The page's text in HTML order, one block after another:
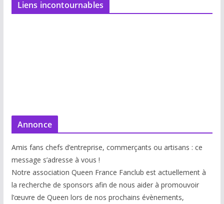
Liens incontournables
Annonce
Amis fans chefs d’entreprise, commerçants ou artisans : ce
message s’adresse à vous !
Notre association Queen France Fanclub est actuellement à
la recherche de sponsors afin de nous aider à promouvoir
l’œuvre de Queen lors de nos prochains évènements,